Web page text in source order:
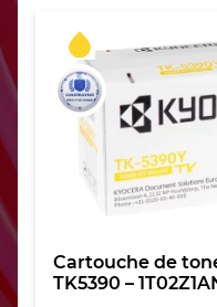
Cartouche de
TK5390 –